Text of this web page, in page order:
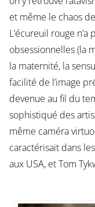
et même le chaos de
L’écureuil rouge
obsessionnelles (la
la maternité, la
facilité de l’image
devenue au fil du
sophistiqué des
même caméra
caractérisait dans
aux USA, et Tom